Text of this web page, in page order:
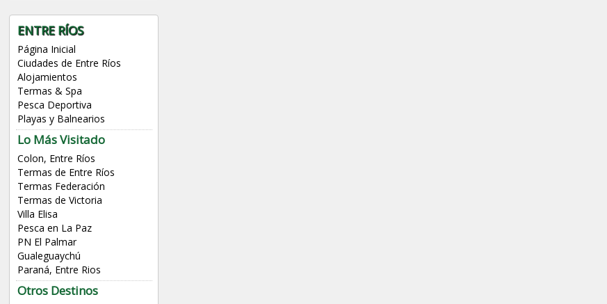
ENTRE RÍOS
Página Inicial
Ciudades de Entre Ríos
Alojamientos
Termas & Spa
Pesca Deportiva
Playas y Balnearios
Lo Más Visitado
Colon, Entre Ríos
Termas de Entre Ríos
Termas Federación
Termas de Victoria
Villa Elisa
Pesca en La Paz
PN El Palmar
Gualeguaychú
Paraná, Entre Rios
Otros Destinos